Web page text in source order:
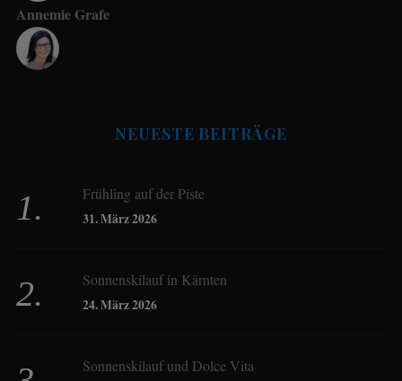
Annemie Grafe
Birgit Werner
Christoph Schrahe
NEUESTE BEITRÄGE
Frühling auf der Piste
31. März 2026
Sonnenskilauf in Kärnten
24. März 2026
Sonnenskilauf und Dolce Vita